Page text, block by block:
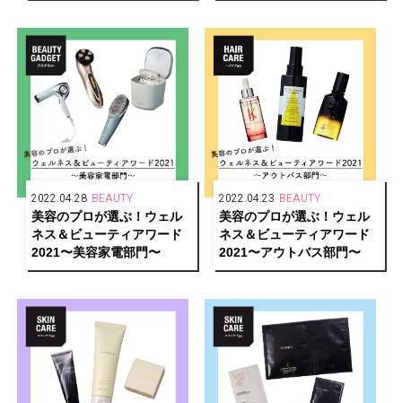
2022.04.28 BEAUTY
美容のプロが選ぶ！ウェル
ネス＆ビューティアワード
2021〜美容家電部門〜
2022.04.23 BEAUTY
美容のプロが選ぶ！ウェル
ネス＆ビューティアワード
2021〜アウトバス部門〜